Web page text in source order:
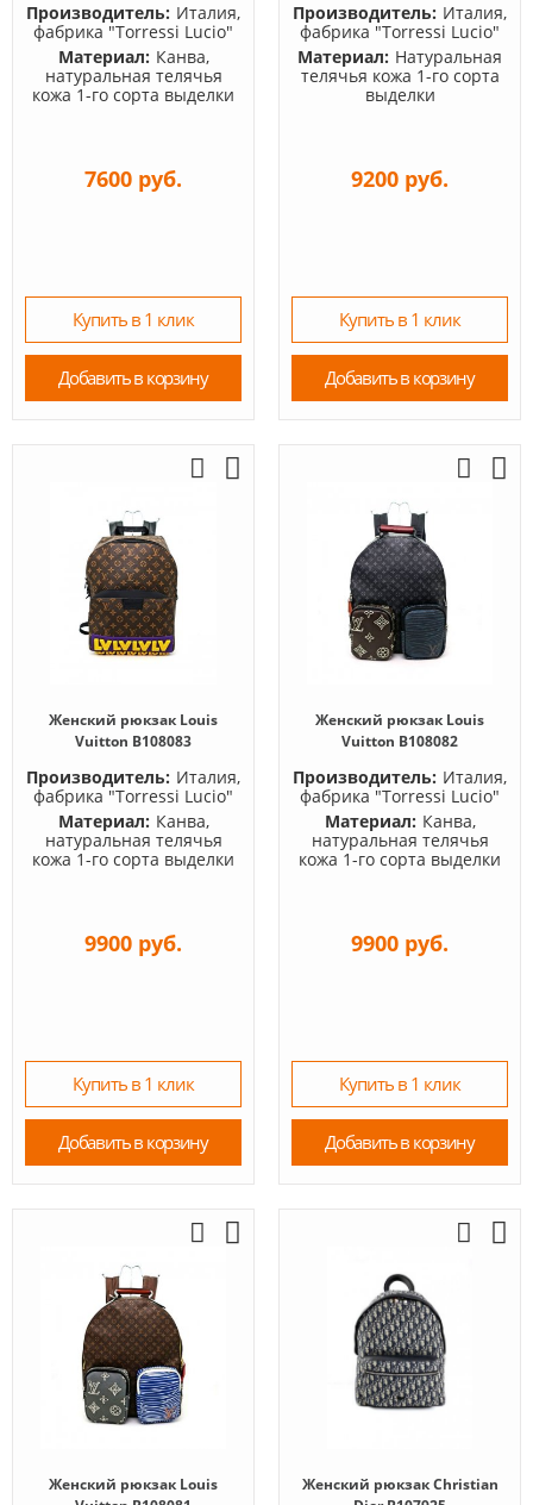
Производитель: Италия,
фабрика "Torressi Lucio"
Материал: Канва,
натуральная телячья
кожа 1-го сорта выделки
7600 руб.
Купить в 1 клик
Добавить в корзину
Производитель: Италия,
фабрика "Torressi Lucio"
Материал: Натуральная
телячья кожа 1-го сорта
выделки
9200 руб.
Купить в 1 клик
Добавить в корзину
Женский рюкзак Louis
Vuitton B108083
Производитель: Италия,
фабрика "Torressi Lucio"
Материал: Канва,
натуральная телячья
кожа 1-го сорта выделки
9900 руб.
Купить в 1 клик
Добавить в корзину
Женский рюкзак Louis
Vuitton B108082
Производитель: Италия,
фабрика "Torressi Lucio"
Материал: Канва,
натуральная телячья
кожа 1-го сорта выделки
9900 руб.
Купить в 1 клик
Добавить в корзину
Женский рюкзак Louis
Женский рюкзак Christian